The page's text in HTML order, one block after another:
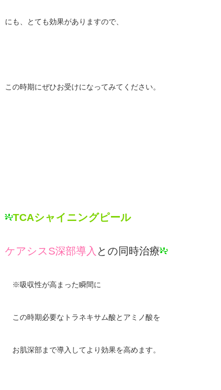
にも、とても効果がありますので、
この時期にぜひお受けになってみてください。
TCAシャイニングピール
ケアシスS深部導入 との同時治療
※吸収性が高まった瞬間に
この時期必要なトラネキサム酸とアミノ酸を
お肌深部まで導入してより効果を高めます。